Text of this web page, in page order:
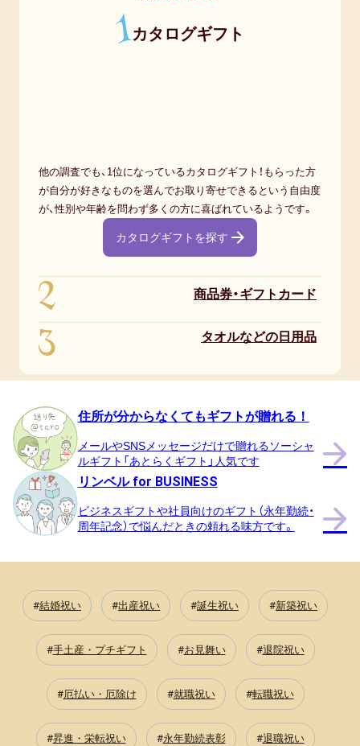
1カタログギフト
他の調査でも、1位になっているカタログギフト！もらった方
が自分が好きなものを選んでお取り寄せできるという自由度
が、性別や年齢を問わず多くの方に喜ばれているようです。
カタログギフトを探す
2 商品券・ギフトカード
3 タオルなどの日用品
住所が分からなくてもギフトが贈れる！
メールやSNSメッセージだけで贈れるソーシャ
ルギフト「あとらくギフト」人気です
リンベル for BUSINESS
ビジネスギフトや社員向けのギフト（永年勤続・
周年記念）で悩んだときの頼れる味方です。
結婚祝い 出産祝い 誕生祝い 新築祝い
手土産・プチギフト お見舞い 退院祝い
厄払い・厄除け 就職祝い 転職祝い
昇進・栄転祝い 永年勤続表彰 退職祝い